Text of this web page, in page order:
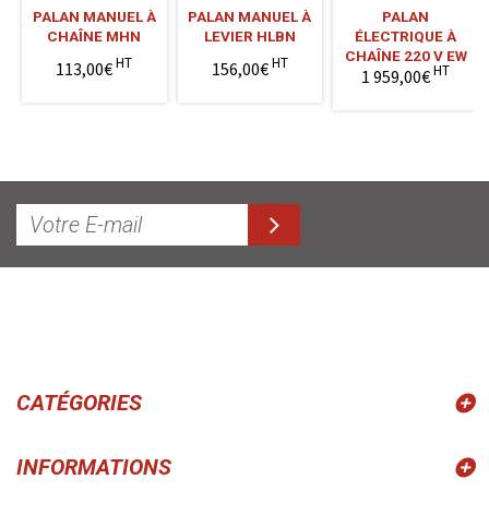
PALAN MANUEL À
CHAÎNE MHN
113,00€HT
PALAN MANUEL À
LEVIER HLBN
156,00€HT
PALAN
ÉLECTRIQUE À
CHAÎNE 220 V EW
1 959,00€HT
CATÉGORIES
INFORMATIONS